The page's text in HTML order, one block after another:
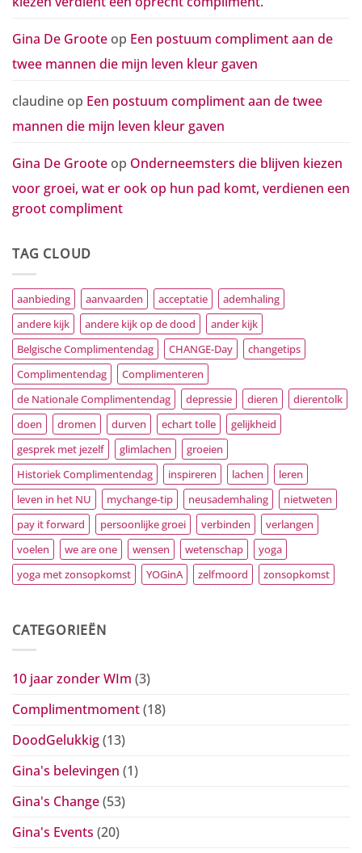
Gina De Groote op Een postuum compliment aan de
twee mannen die mijn leven kleur gaven
claudine op Een postuum compliment aan de twee
mannen die mijn leven kleur gaven
Gina De Groote op Onderneemsters die blijven kiezen
voor groei, wat er ook op hun pad komt, verdienen een
groot compliment
TAG CLOUD
aanbieding aanvaarden acceptatie
ademhaling
andere kijk
andere kijk op de dood
ander kijk
Belgische Complimentendag
CHANGE-Day
changetips
Complimentendag
Complimenteren
de Nationale Complimentendag
depressie dieren
dierentolk
doen
dromen durven echart tolle
gelijkheid
gesprek met jezelf
glimlachen
groeien
Historiek Complimentendag
inspireren lachen
leren
leven in het NU
mychange-tip neusademhaling
nietweten
pay it forward
persoonlijke groei verbinden
verlangen
voelen
we are one wensen wetenschap
yoga
yoga met zonsopkomst
YOGinA zelfmoord zonsopkomst
CATEGORIEËN
10 jaar zonder WIm (3)
Complimentmoment(18)
DoodGelukkig(13)
Gina's belevingen (1)
Gina's Change(53)
Gina's Events (20)